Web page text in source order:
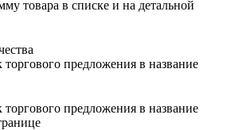
товара в списке и на детальной
торгового предложения в название
торгового предложения в название